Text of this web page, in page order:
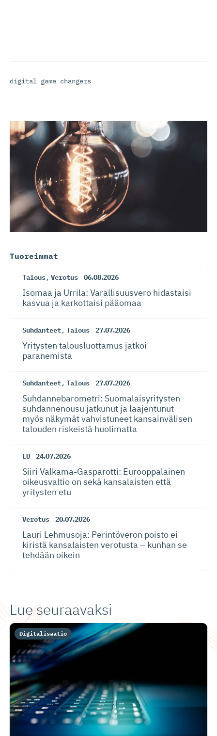
digital game changers
Tuoreimmat
Talous, Verotus 06.08.2026
Isomaa ja Urrila: Varallisuusvero hidastaisi
kasvua ja karkottaisi pääomaa
Suhdanteet, Talous 27.07.2026
Yritysten talousluottamus jatkoi
paranemista
Suhdanteet, Talous 27.07.2026
Suhdanneba­ro­metri: Suomalaisy­ri­tysten
suhdannenousu jatkunut ja laajentunut –
myös näkymät vahvistuneet kansainvälisen
talouden riskeistä huolimatta
EU 24.07.2026
Siiri Valkama-Gas­pa­rotti: Eurooppalainen
oikeusvaltio on sekä kansalaisten että
yritysten etu
Verotus 20.07.2026
Lauri Lehmusoja: Perintöveron poisto ei
kiristä kansalaisten verotusta – kunhan se
tehdään oikein
Lue seuraavaksi
Digitalisaatio